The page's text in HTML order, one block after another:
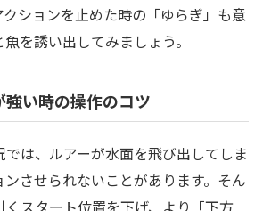
ションを止めた時の「ゆらぎ」も意
を誘い出してみましょう。
い時の操作のコツ
は、ルアーが水面を飛び出してしま
させられないことがあります。そん
スタート位置を下げ、より「下方